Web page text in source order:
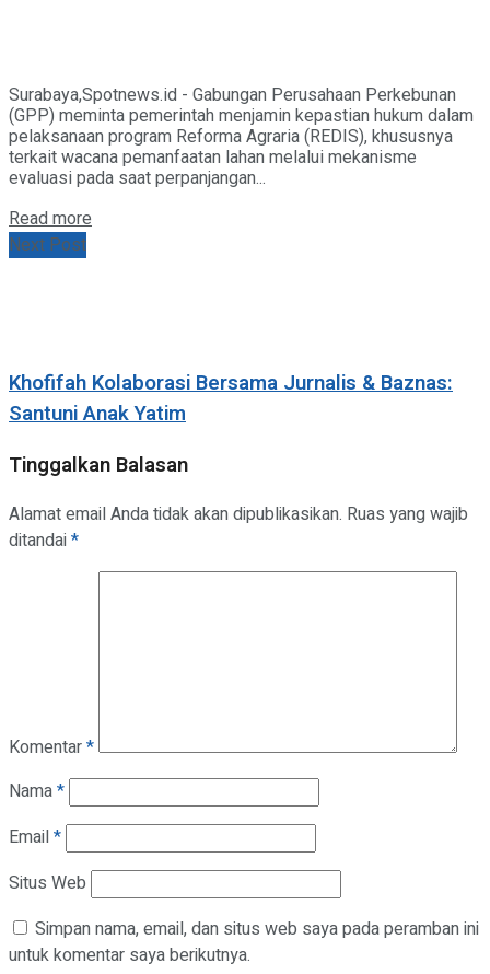
Surabaya,Spotnews.id - Gabungan Perusahaan Perkebunan
(GPP) meminta pemerintah menjamin kepastian hukum dalam
pelaksanaan program Reforma Agraria (REDIS), khususnya
terkait wacana pemanfaatan lahan melalui mekanisme
evaluasi pada saat perpanjangan...
Read more
Next Post
Khofifah Kolaborasi Bersama Jurnalis & Baznas:
Santuni Anak Yatim
Tinggalkan Balasan
Alamat email Anda tidak akan dipublikasikan. Ruas yang wajib
ditandai*
Komentar*
Nama*
Email*
Situs Web
Simpan nama, email, dan situs web saya pada peramban ini
untuk komentar saya berikutnya.